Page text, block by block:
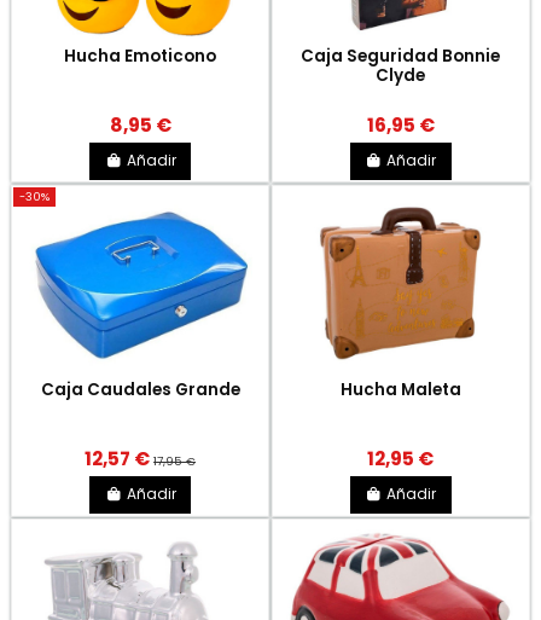
Hucha Emoticono
8,95 €
Añadir
Caja Seguridad Bonnie
Clyde
16,95 €
Añadir
-30%
Caja Caudales Grande
12,57 €17,95 €
Añadir
Hucha Maleta
12,95 €
Añadir